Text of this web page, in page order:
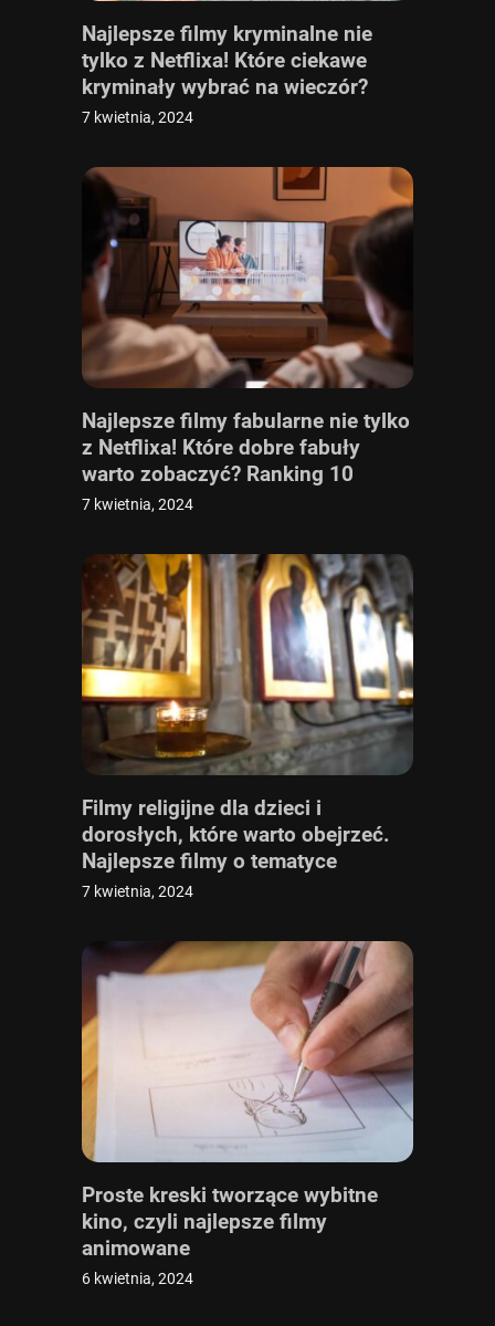
Najlepsze filmy kryminalne nie
tylko z Netflixa! Które ciekawe
kryminały wybrać na wieczór?
Ranking 10 najlepszych [TOP 10]
7 kwietnia, 2024
Najlepsze filmy fabularne nie tylko
z Netflixa! Które dobre fabuły
warto zobaczyć? Ranking 10
najlepszych [TOP 10]
7 kwietnia, 2024
Filmy religijne dla dzieci i
dorosłych, które warto obejrzeć.
Najlepsze filmy o tematyce
religijnej i chrześcijańskiej
7 kwietnia, 2024
Proste kreski tworzące wybitne
kino, czyli najlepsze filmy
animowane
6 kwietnia, 2024